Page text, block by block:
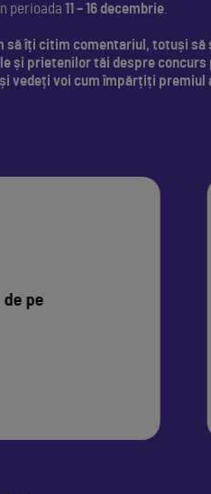
perioada 11 – 16 decembrie.
îți citim comentariul, totuși să
și prietenilor tăi despre concurs
vedeți voi cum împărțiți premiul
pe